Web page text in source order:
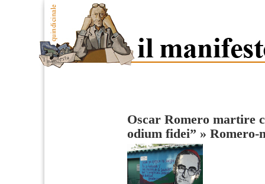
Oscar Romero martire
odium fidei” » Romero-